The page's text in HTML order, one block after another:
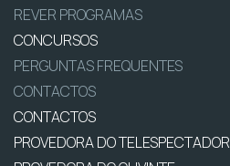
REVER PROGRAMAS
CONCURSOS
PERGUNTAS FREQUENTES
CONTACTOS
CONTACTOS
PROVEDORA DO TELESPECTADOR